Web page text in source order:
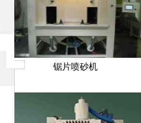
锯片喷砂机